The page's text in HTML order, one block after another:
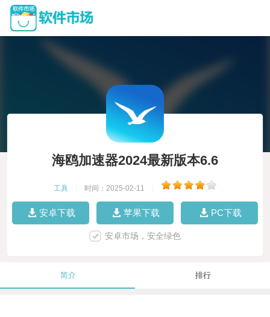
海鸥加速器2024最新版本6.6
工具 时间：2025-02-11
安卓下载 苹果下载 PC下载
安卓市场，安全绿色
简介 排行